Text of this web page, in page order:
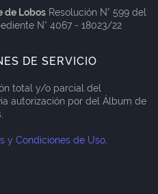
de Lobos Resolución N° 599 del
N° 4067 - 18023/22
DE SERVICIO
total y/o parcial del
autorización por del Álbum de
y Condiciones de Uso.